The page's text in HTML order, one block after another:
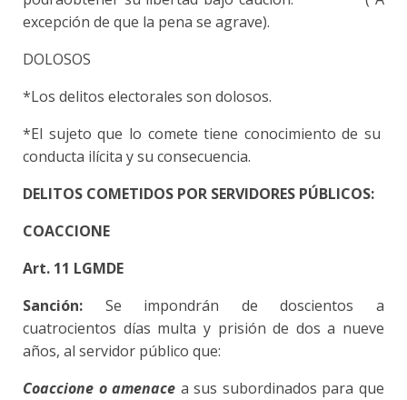
excepción de que la pena se agrave).
DOLOSOS
*Los delitos electorales son dolosos.
*El sujeto que lo comete tiene conocimiento de su
conducta ilícita y su consecuencia.
DELITOS COMETIDOS POR SERVIDORES PÚBLICOS:
COACCIONE
Art. 11 LGMDE
Sanción: Se impondrán de doscientos a
cuatrocientos días multa y prisión de dos a nueve
años, al servidor público que:
Coaccione o amenace a sus subordinados para que